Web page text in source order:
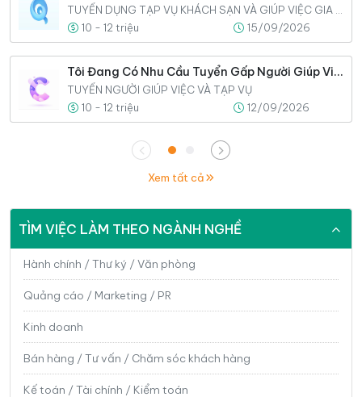
10 - 12 triệu
15/09/2026
Tôi Đang Có Nhu Cầu Tuyển Gấp Người Giúp Việc Cho Nhà Tôi
TUYỂN NGƯỜI GIÚP VIỆC VÀ TẠP VỤ
10 - 12 triệu
12/09/2026
Xem tất cả
TÌM VIỆC LÀM THEO NGÀNH NGHỀ
Hành chính / Thư ký / Văn phòng
Quảng cáo / Marketing / PR
Kinh doanh
Bán hàng / Tư vấn / Chăm sóc khách hàng
Kế toán / Tài chính / Kiểm toán